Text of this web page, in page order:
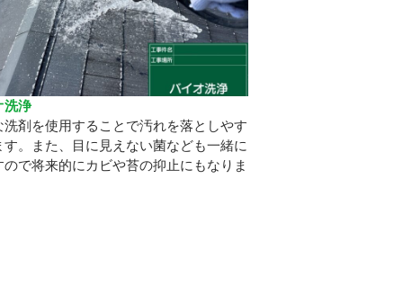
洗浄
洗剤を使用することで汚れを落としやす
す。また、目に見えない菌なども一緒に
ので将来的にカビや苔の抑止にもなりま